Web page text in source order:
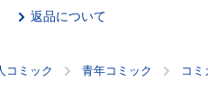
返品について
コミック 青年コミック コミ